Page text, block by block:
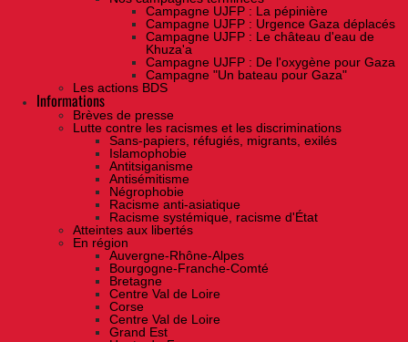
Campagne UJFP : La pépinière
Campagne UJFP : Urgence Gaza déplacés
Campagne UJFP : Le château d'eau de
Khuza'a
Campagne UJFP : De l'oxygène pour Gaza
Campagne "Un bateau pour Gaza"
Les actions BDS
Informations
Brèves de presse
Lutte contre les racismes et les discriminations
Sans-papiers, réfugiés, migrants, exilés
Islamophobie
Antitsiganisme
Antisémitisme
Négrophobie
Racisme anti-asiatique
Racisme systémique, racisme d'État
Atteintes aux libertés
En région
Auvergne-Rhône-Alpes
Bourgogne-Franche-Comté
Bretagne
Centre Val de Loire
Corse
Centre Val de Loire
Grand Est